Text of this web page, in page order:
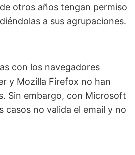
otros años tengan permiso
a sus agrupaciones.
con los navegadores
y Mozilla Firefox no han
Sin embargo, con Microsoft
casos no valida el email y no